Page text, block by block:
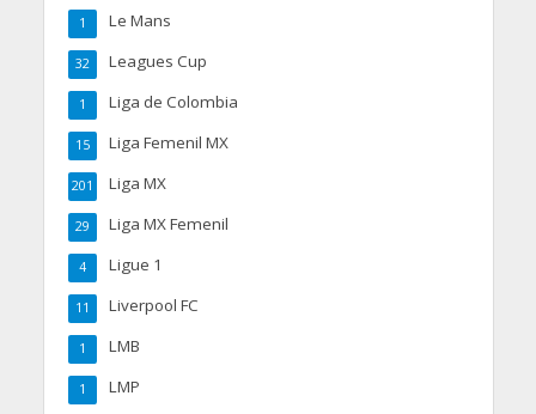
Le Mans
1
Leagues Cup
32
Liga de Colombia
1
Liga Femenil MX
15
Liga MX
201
Liga MX Femenil
29
Ligue 1
4
Liverpool FC
11
LMB
1
LMP
1